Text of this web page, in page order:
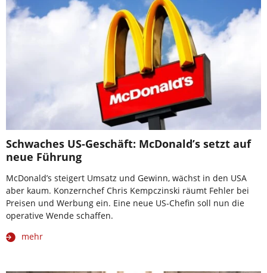
Schwaches US-Geschäft: McDonald’s setzt auf
neue Führung
McDonald’s steigert Umsatz und Gewinn, wächst in den USA
aber kaum. Konzernchef Chris Kempczinski räumt Fehler bei
Preisen und Werbung ein. Eine neue US-Chefin soll nun die
operative Wende schaffen.
mehr